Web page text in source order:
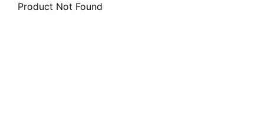
Product Not Found